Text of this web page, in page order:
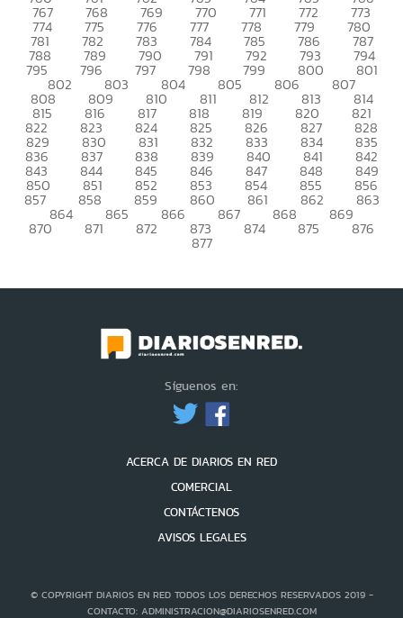
767 768 769 770 771 772 773
774 775 776 777 778 779 780
781 782 783 784 785 786 787
788 789 790 791 792 793 794
795 796 797 798 799 800 801
802 803 804 805 806 807
808 809 810 811 812 813 814
815 816 817 818 819 820 821
822 823 824 825 826 827 828
829 830 831 832 833 834 835
836 837 838 839 840 841 842
843 844 845 846 847 848 849
850 851 852 853 854 855 856
857 858 859 860 861 862 863
864 865 866 867 868 869
870 871 872 873 874 875 876
877
Síguenos en:
ACERCA DE DIARIOS EN RED
COMERCIAL
CONTÁCTENOS
AVISOS LEGALES
© COPYRIGHT DIARIOS EN RED TODOS LOS DERECHOS RESERVADOS 2019 -
CONTACTO: ADMINISTRACION@DIARIOSENRED.COM